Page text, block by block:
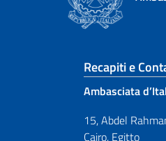
Recapiti e
Ambasciata
15, Abdel
Cairo, Egitto